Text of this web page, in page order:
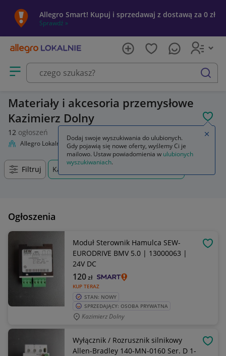
Allegro Smart! Kupuj i sprzedawaj z dostawą za 0 zł
Sprawdź »
Otwórz menu z kategoriami
szukaj
Materiały i akcesoria przemysłowe
Kazimierz Dolny
12 ogłoszeń
Allegro Lokalnie Firma i usługi Przemysł Materiały i akcesoria
Filtruj Kazimierz Dolny, Lubelskie, +0 km
Ogłoszenia
Moduł Sterownik Hamulca SEW-
EURODRIVE BMV 5.0 | 13000063 |
24V DC
KUP TERAZ
120zł
STAN: NOWY
SPRZEDAJĄCY: OSOBA PRYWATNA
Kazimierz Dolny
Wyłącznik / Rozrusznik silnikowy
Allen-Bradley 140-MN-0160 Ser. D 1-
Dodaj swoje wyszukiwania do ulubionych.
Gdy pojawią się nowe oferty, wyślemy Ci je
mailowo. Ustaw powiadomienia w ulubionych
wyszukiwaniach.